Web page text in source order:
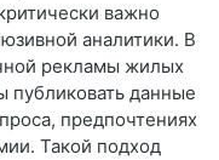
важно
аналитики. В
рекламы жилых
публиковать данные
предпочтениях
Такой подход